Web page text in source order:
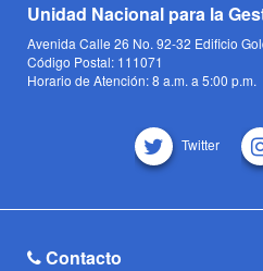
Unidad Nacional para la
Avenida Calle 26 No. 92-32 Edificio
Código Postal: 111071
Horario de Atención: 8 a.m. a 5:00 p.m.
Twitter
Contacto